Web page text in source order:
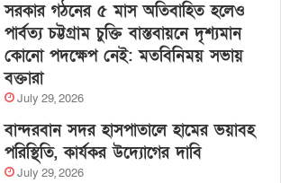
সরকার গঠনের ৫ মাস অতিবাহিত হলেও
পার্বত্য চট্টগ্রাম চুক্তি বাস্তবায়নে দৃশ্যমান
কোনো পদক্ষেপ নেই: মতবিনিময় সভায়
বক্তারা
July 29, 2026
বান্দরবান সদর হাসপাতালে হামের ভয়াবহ
পরিস্থিতি, কার্যকর উদ্যোগের দাবি
July 29, 2026